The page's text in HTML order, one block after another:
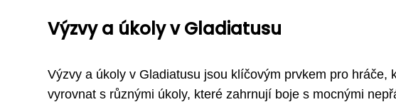
Výzvy a úkoly v Gladiatusu
Výzvy a úkoly v Gladiatusu jsou klíčovým prvkem pro
vyrovnat s různými úkoly, které zahrnují boje s mocnými